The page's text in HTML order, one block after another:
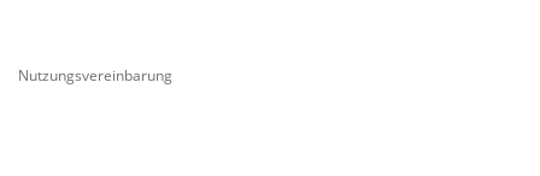
Nutzungsvereinbarung